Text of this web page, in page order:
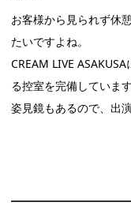
お客様から見られず休
たいですよね。
CREAM LIVE
る控室を完備しています
姿見鏡もあるので、出